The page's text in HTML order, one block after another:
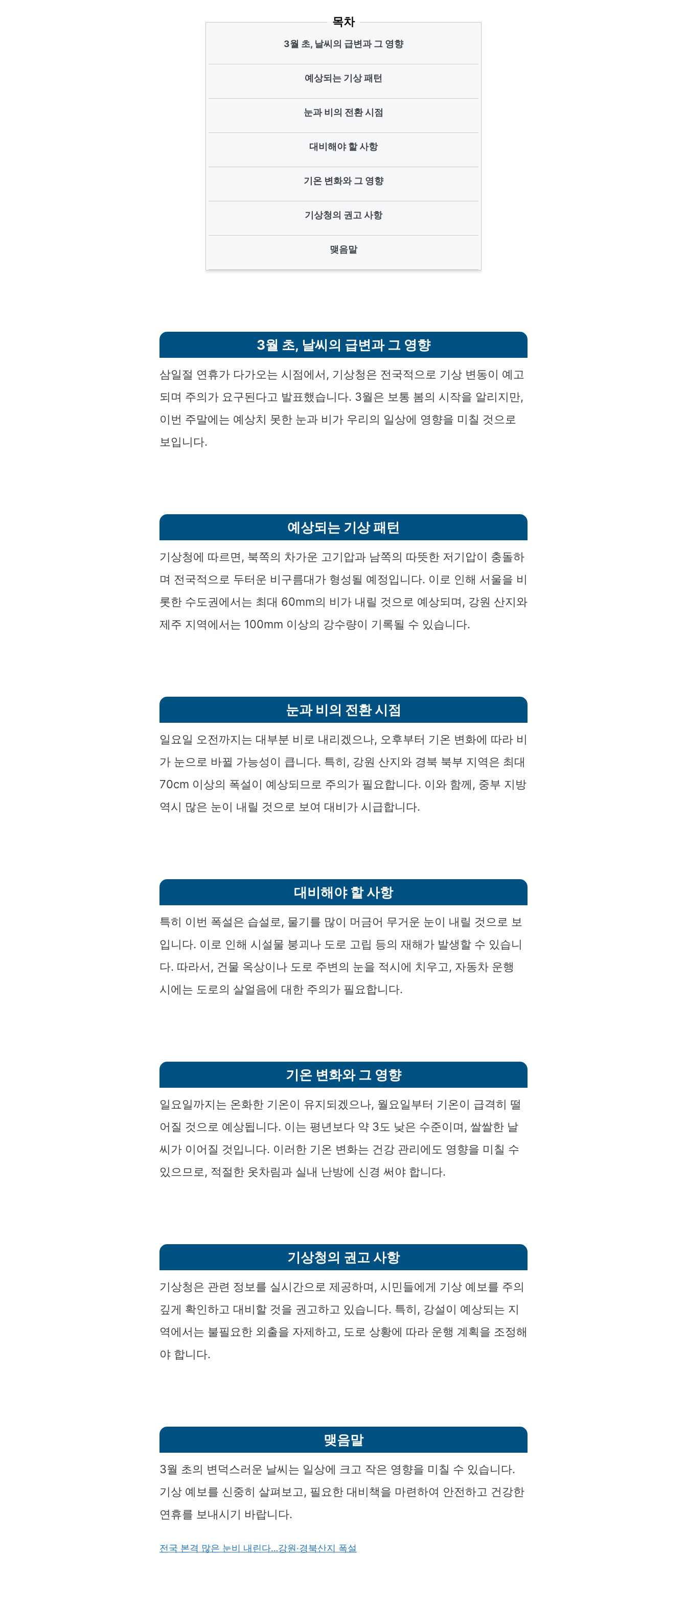
목차
3월 초, 날씨의 급변과 그 영향
예상되는 기상 패턴
눈과 비의 전환 시점
대비해야 할 사항
기온 변화와 그 영향
기상청의 권고 사항
맺음말
3월 초, 날씨의 급변과 그 영향
삼일절 연휴가 다가오는 시점에서, 기상청은 전국적으로 기상 변동이 예고
되며 주의가 요구된다고 발표했습니다. 3월은 보통 봄의 시작을 알리지만,
이번 주말에는 예상치 못한 눈과 비가 우리의 일상에 영향을 미칠 것으로
보입니다.
예상되는 기상 패턴
기상청에 따르면, 북쪽의 차가운 고기압과 남쪽의 따뜻한 저기압이 충돌하
며 전국적으로 두터운 비구름대가 형성될 예정입니다. 이로 인해 서울을 비
롯한 수도권에서는 최대 60mm의 비가 내릴 것으로 예상되며, 강원 산지와
제주 지역에서는 100mm 이상의 강수량이 기록될 수 있습니다.
눈과 비의 전환 시점
일요일 오전까지는 대부분 비로 내리겠으나, 오후부터 기온 변화에 따라 비
가 눈으로 바뀔 가능성이 큽니다. 특히, 강원 산지와 경북 북부 지역은 최대
70cm 이상의 폭설이 예상되므로 주의가 필요합니다. 이와 함께, 중부 지방
역시 많은 눈이 내릴 것으로 보여 대비가 시급합니다.
대비해야 할 사항
특히 이번 폭설은 습설로, 물기를 많이 머금어 무거운 눈이 내릴 것으로 보
입니다. 이로 인해 시설물 붕괴나 도로 고립 등의 재해가 발생할 수 있습니
다. 따라서, 건물 옥상이나 도로 주변의 눈을 적시에 치우고, 자동차 운행
시에는 도로의 살얼음에 대한 주의가 필요합니다.
기온 변화와 그 영향
일요일까지는 온화한 기온이 유지되겠으나, 월요일부터 기온이 급격히 떨
어질 것으로 예상됩니다. 이는 평년보다 약 3도 낮은 수준이며, 쌀쌀한 날
씨가 이어질 것입니다. 이러한 기온 변화는 건강 관리에도 영향을 미칠 수
있으므로, 적절한 옷차림과 실내 난방에 신경 써야 합니다.
기상청의 권고 사항
기상청은 관련 정보를 실시간으로 제공하며, 시민들에게 기상 예보를 주의
깊게 확인하고 대비할 것을 권고하고 있습니다. 특히, 강설이 예상되는 지
역에서는 불필요한 외출을 자제하고, 도로 상황에 따라 운행 계획을 조정해
야 합니다.
맺음말
3월 초의 변덕스러운 날씨는 일상에 크고 작은 영향을 미칠 수 있습니다.
기상 예보를 신중히 살펴보고, 필요한 대비책을 마련하여 안전하고 건강한
연휴를 보내시기 바랍니다.
전국 본격 많은 눈비 내린다…강원·경북산지 폭설